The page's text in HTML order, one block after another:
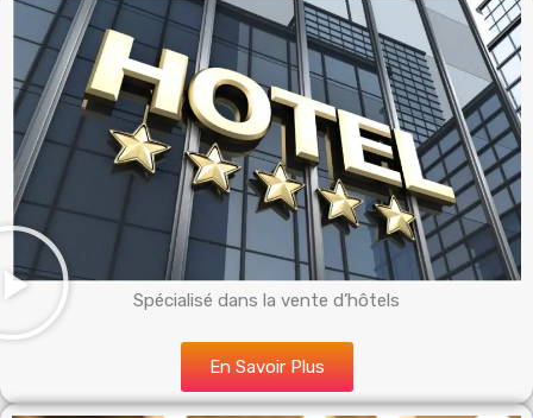
Spécialisé dans la vente d’hôtels
En Savoir Plus